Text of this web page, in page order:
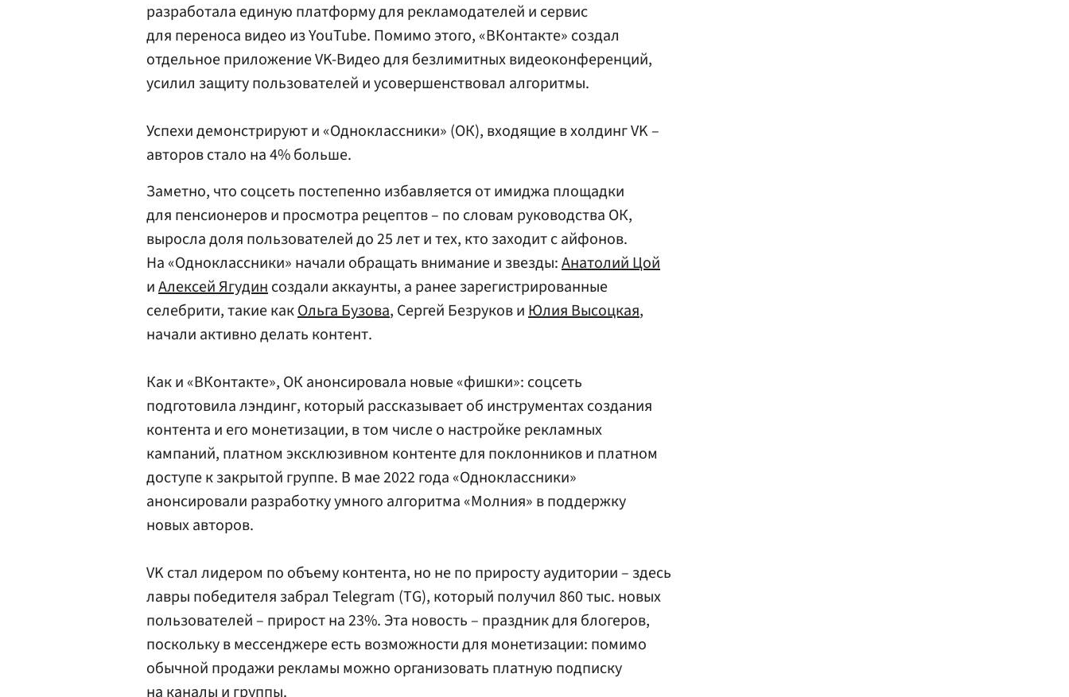
разработала единую платформу для рекламодателей и сервис
для переноса видео из YouTube. Помимо этого, «ВКонтакте» создал
отдельное приложение VK-Видео для безлимитных видеоконференций,
усилил защиту пользователей и усовершенствовал алгоритмы.
Успехи демонстрируют и «Одноклассники» (ОК), входящие в холдинг VK –
авторов стало на 4% больше.
Заметно, что соцсеть постепенно избавляется от имиджа площадки
для пенсионеров и просмотра рецептов – по словам руководства ОК,
выросла доля пользователей до 25 лет и тех, кто заходит с айфонов.
На «Одноклассники» начали обращать внимание и звезды:Анатолий Цой
иАлексей Ягудинсоздали аккаунты, а ранее зарегистрированные
селебрити, такие какОльга Бузова, Сергей Безруков иЮлия Высоцкая,
начали активно делать контент.
Как и «ВКонтакте», ОК анонсировала новые «фишки»: соцсеть
подготовила лэндинг, который рассказывает об инструментах создания
контента и его монетизации, в том числе о настройке рекламных
кампаний, платном эксклюзивном контенте для поклонников и платном
доступе к закрытой группе. В мае 2022 года «Одноклассники»
анонсировали разработку умного алгоритма «Молния» в поддержку
новых авторов.
VK стал лидером по объему контента, но не по приросту аудитории – здесь
лавры победителя забрал Telegram (TG), который получил 860 тыс. новых
пользователей – прирост на 23%. Эта новость – праздник для блогеров,
поскольку в мессенджере есть возможности для монетизации: помимо
обычной продажи рекламы можно организовать платную подписку
на каналы и группы.